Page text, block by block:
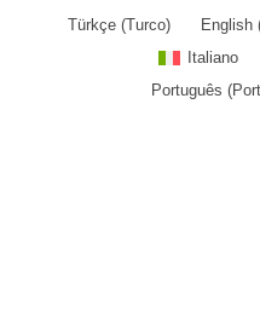
Türkçe(Turco) English
Italiano
Português (